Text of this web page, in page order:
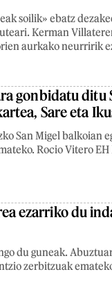
soilik» ebatz
Kerman
aurkako neurririk
gonbidatu ditu
Sare eta
San Migel balkoian
Rocio Vitero
ezarriko du
du guneak.
zerbitzuak